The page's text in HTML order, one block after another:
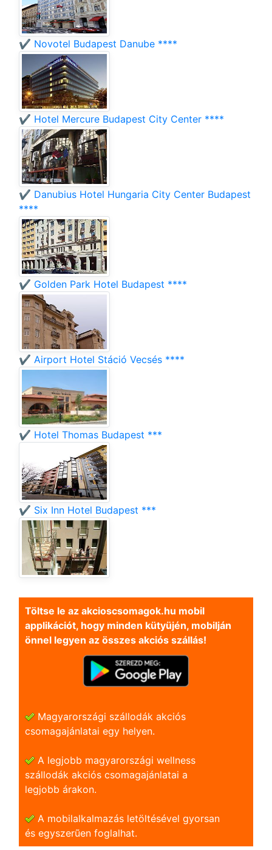
✔️ Novotel Budapest Danube ****
✔️ Hotel Mercure Budapest City Center ****
✔️ Danubius Hotel Hungaria City Center Budapest
****
✔️ Golden Park Hotel Budapest ****
✔️ Airport Hotel Stáció Vecsés ****
✔️ Hotel Thomas Budapest ***
✔️ Six Inn Hotel Budapest ***
Töltse le az akcioscsomagok.hu mobil
applikációt, hogy minden kütyüjén, mobilján
önnel legyen az összes akciós szállás!
Magyarországi szállodák akciós
csomagajánlatai egy helyen.
A legjobb magyarországi wellness
szállodák akciós csomagajánlatai a
legjobb árakon.
A mobilalkalmazás letöltésével gyorsan
és egyszerũen foglalhat.